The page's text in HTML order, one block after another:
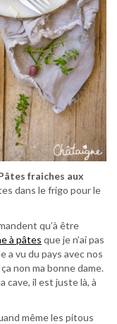
fraiches aux
dans le frigo pour le
qu’à être
à pâtes que je n’ai pas
a vu du pays avec nos
non ma bonne dame.
cave, il est juste là, à
même les pitous